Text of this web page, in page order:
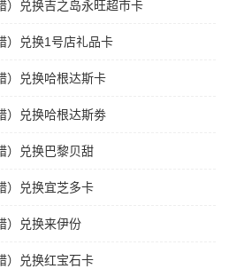
）兑换吉之岛永旺超市卡
）兑换1号店礼品卡
）兑换哈根达斯卡
）兑换哈根达斯劵
）兑换巴黎贝甜
）兑换宜芝多卡
）兑换来伊份
）兑换红宝石卡